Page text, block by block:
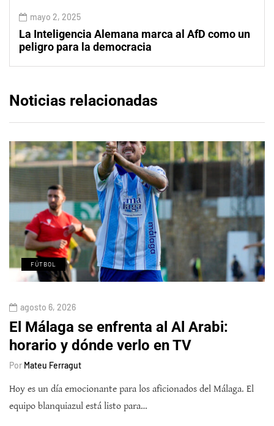
mayo 2, 2025
La Inteligencia Alemana marca al AfD como un
peligro para la democracia
Noticias relacionadas
FÚTBOL
agosto 6, 2026
El Málaga se enfrenta al Al Arabi:
horario y dónde verlo en TV
Por Mateu Ferragut
Hoy es un día emocionante para los aficionados del Málaga. El
equipo blanquiazul está listo para…